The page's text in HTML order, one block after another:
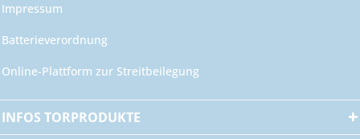
Impressum
Batterieverordnung
Online-Plattform zur Streitbeilegung
INFOS TORPRODUKTE